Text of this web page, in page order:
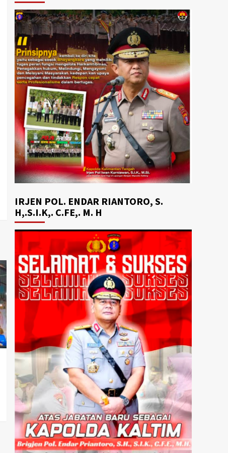
IRJEN POL. ENDAR RIANTORO, S.
H,.S.I.K,. C.FE,. M. H